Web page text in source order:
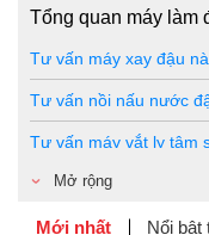
Tổng quan máy làm
Tư vấn máy xay đậu
Tư vấn nồi nấu nước
Tư vấn máy vắt ly tâm
Tư vấn khuôn ép đậu
Top máy móc làm đậu
Mở rộng
Mới nhất Nổi bật